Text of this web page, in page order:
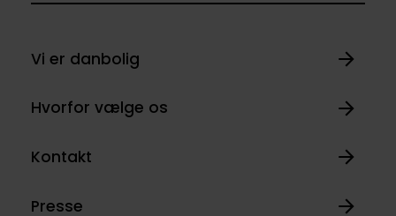
Vi er danbolig
Hvorfor vælge os
Kontakt
Presse